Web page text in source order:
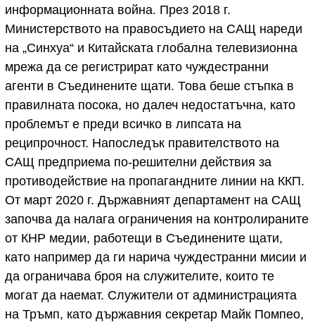
информационната война. През 2018 г.
Министерството на правосъдието на САЩ нареди
на „Синхуа“ и Китайската глобална телевизионна
мрежа да се регистрират като чуждестранни
агенти в Съединените щати. Това беше стъпка в
правилната посока, но далеч недостатъчна, като
проблемът е преди всичко в липсата на
реципрочност. Напоследък правителството на
САЩ предприема по-решителни действия за
противодействие на пропагандните линии на ККП.
От март 2020 г. Държавният департамент на САЩ
започва да налага ограничения на контролираните
от КНР медии, работещи в Съединените щати,
като например да ги нарича чуждестранни мисии и
да ограничава броя на служителите, които те
могат да наемат. Служители от администрацията
на Тръмп, като държавния секретар Майк Помпео,